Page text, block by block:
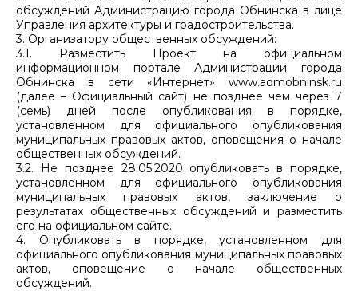
обсуждений Администрацию города Обнинска в лице
Управления архитектуры и градостроительства.
3. Организатору общественных обсуждений:
3.1. Разместить Проект на официальном
информационном портале Администрации города
Обнинска в сети «Интернет» www.admobninsk.ru
(далее – Официальный сайт) не позднее чем через 7
(семь) дней после опубликования в порядке,
установленном для официального опубликования
муниципальных правовых актов, оповещения о начале
общественных обсуждений.
3.2. Не позднее 28.05.2020 опубликовать в порядке,
установленном для официального опубликования
муниципальных правовых актов, заключение о
результатах общественных обсуждений и разместить
его на официальном сайте.
4. Опубликовать в порядке, установленном для
официального опубликования муниципальных правовых
актов, оповещение о начале общественных
обсуждений.